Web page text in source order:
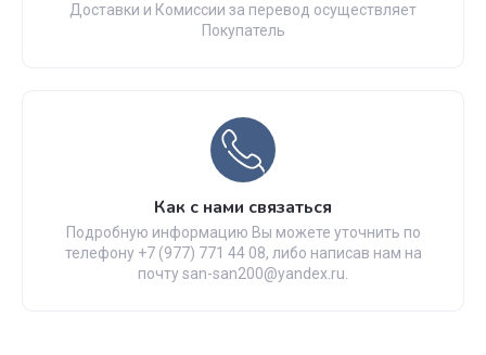
Доставки и Комиссии за перевод осуществляет
Покупатель
Как с нами связаться
Подробную информацию Вы можете уточнить по
телефону +7 (977) 771 44 08, либо написав нам на
почту san-san200@yandex.ru.